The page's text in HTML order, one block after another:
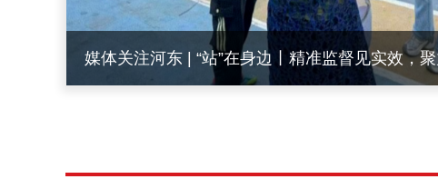
河东区纪委监委集中观看纪念中国人民抗日战争